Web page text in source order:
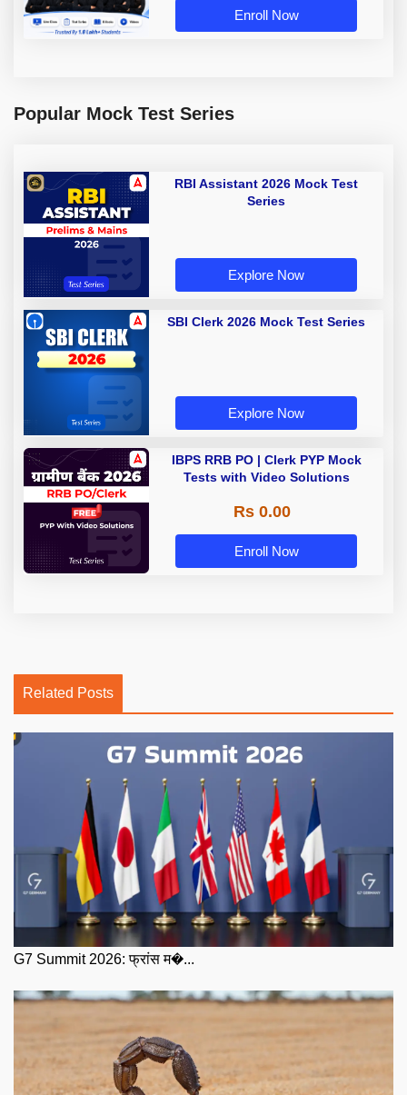
Enroll Now
Popular Mock Test Series
RBI Assistant 2026 Mock Test
Series
Explore Now
SBI Clerk 2026 Mock Test Series
Explore Now
IBPS RRB PO | Clerk PYP Mock
Tests with Video Solutions
Rs 0.00
Enroll Now
Related Posts
G7 Summit 2026: फ्रांस म�...